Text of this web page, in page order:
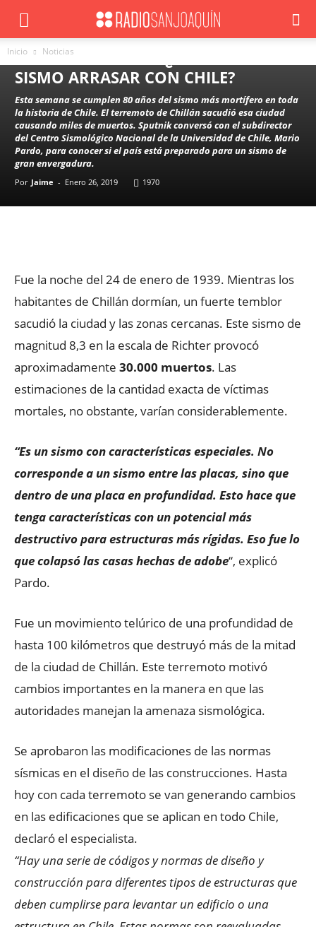
Inicio Noticias
NACIONAL
LA AMENAZA DE UN
MEGATERREMOTO: ¿PODRÍA UN
SISMO ARRASAR CON CHILE?
Esta semana se cumplen 80 años del sismo más mortífero en toda
la historia de Chile. El terremoto de Chillán sacudió esa ciudad
causando miles de muertos. Sputnik conversó con el subdirector
del Centro Sismológico Nacional de la Universidad de Chile, Mario
Pardo, para conocer si el país está preparado para un sismo de
gran envergadura.
Por Jaime - Enero 26, 2019 1970
Fue la noche del 24 de enero de 1939. Mientras los
habitantes de Chillán dormían, un fuerte temblor
sacudió la ciudad y las zonas cercanas. Este sismo de
magnitud 8,3 en la escala de Richter provocó
aproximadamente 30.000 muertos. Las
estimaciones de la cantidad exacta de víctimas
mortales, no obstante, varían considerablemente.
“Es un sismo con características especiales. No
corresponde a un sismo entre las placas, sino que
dentro de una placa en profundidad. Esto hace que
tenga características con un potencial más
destructivo para estructuras más rígidas. Eso fue lo
que colapsó las casas hechas de adobe“, explicó
Pardo.
Fue un movimiento telúrico de una profundidad de
hasta 100 kilómetros que destruyó más de la mitad
de la ciudad de Chillán. Este terremoto motivó
cambios importantes en la manera en que las
autoridades manejan la amenaza sismológica.
Se aprobaron las modificaciones de las normas
sísmicas en el diseño de las construcciones. Hasta
hoy con cada terremoto se van generando cambios
en las edificaciones que se aplican en todo Chile,
declaró el especialista.
“Hay una serie de códigos y normas de diseño y
construcción para diferentes tipos de estructuras que
deben cumplirse para levantar un edificio o una